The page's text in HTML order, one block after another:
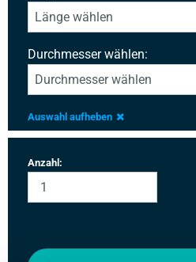
Durchmesser wählen:
Auswahl aufheben
Anzahl: